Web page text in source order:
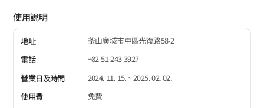
使用說明
地址
釜山廣域市中區光復路58-2
電話
+82-51-243-3927
營業日及時間
2024. 11. 15. ~ 2025. 02. 02.
使用費
免費